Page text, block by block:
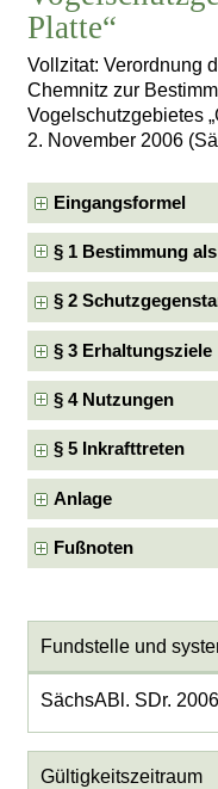
Platte“
Vollzitat: Verordnung
Chemnitz zur
Vogelschutzgebietes
2. November 2006
Eingangsformel
§ 1 Bestimmung
§ 2
§ 3 Erhaltungsziele
§ 4 Nutzungen
§ 5 Inkrafttreten
Anlage
Fußnoten
Fundstelle und
SächsABl. SDr.
Gültigkeitszeitraum